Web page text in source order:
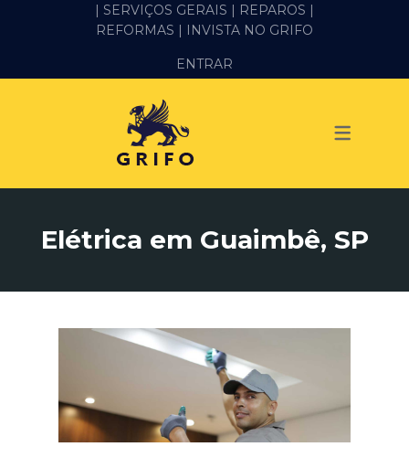
ALVENARIA E PEDREIRO
IMPERMEABILIZAÇÃO
REFORMA
| SERVIÇOS GERAIS | REPAROS |
REFORMAS | INVISTA NO GRIFO
ENTRAR
Elétrica em Guaimbê, SP